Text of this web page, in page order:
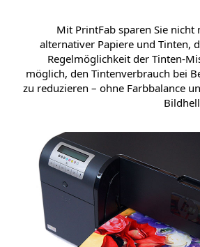
Mit PrintFab sparen Sie nicht
alternativer Papiere und Tinten,
Regelmöglichkeit der Tinten-
möglich, den Tintenverbrauch bei
zu reduzieren – ohne Farbbalance